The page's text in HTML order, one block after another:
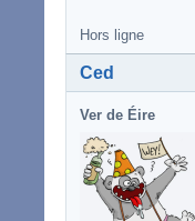
Hors ligne
Ced
Ver de Éire